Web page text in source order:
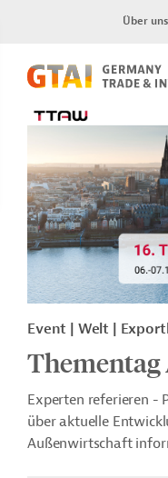
Über uns
Event Welt
Experten referieren -
über aktuelle
Außenwirtschaft